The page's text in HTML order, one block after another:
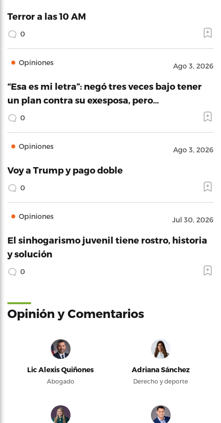
Terror a las 10 AM
0
Opiniones Ago 3, 2026
“Esa es mi letra”: negó tres veces bajo tener
un plan contra su exesposa, pero…
0
Opiniones Ago 3, 2026
Voy a Trump y pago doble
0
Opiniones Jul 30, 2026
El sinhogarismo juvenil tiene rostro, historia
y solución
0
Opinión y Comentarios
Lic Alexis Quiñones
Abogado
Adriana Sánchez
Derecho y deporte